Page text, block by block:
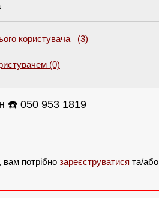
користувача (3)
(0)
☎️ 050 953 1819
потрібно зареєструватися та/або